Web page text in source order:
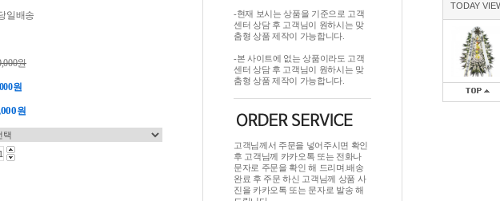
TODAY
일배송
원
원
원
-현재 보시는 상품을 기준으로 고객
센터 상담 후 고객님이 원하시는 맞
춤형 상품 제작이 가능합니다.
-본 사이트에 없는 상품이라도 고객
센터 상담 후 고객님이 원하시는 맞
춤형 상품 제작이 가능합니다.
고객님께서 주문을 넣어주시면 확인
후 고객님께 카카오톡 또는 전화나
문자로 주문을 확인 해 드리며.배송
완료 후 주문 하신 고객님께 상품 사
진을 카카오톡 또는 문자로 발송 해